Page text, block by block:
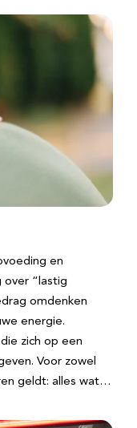
en
over “lastig
omdenken
energie.
zich op een
Voor zowel
geldt: alles wat…